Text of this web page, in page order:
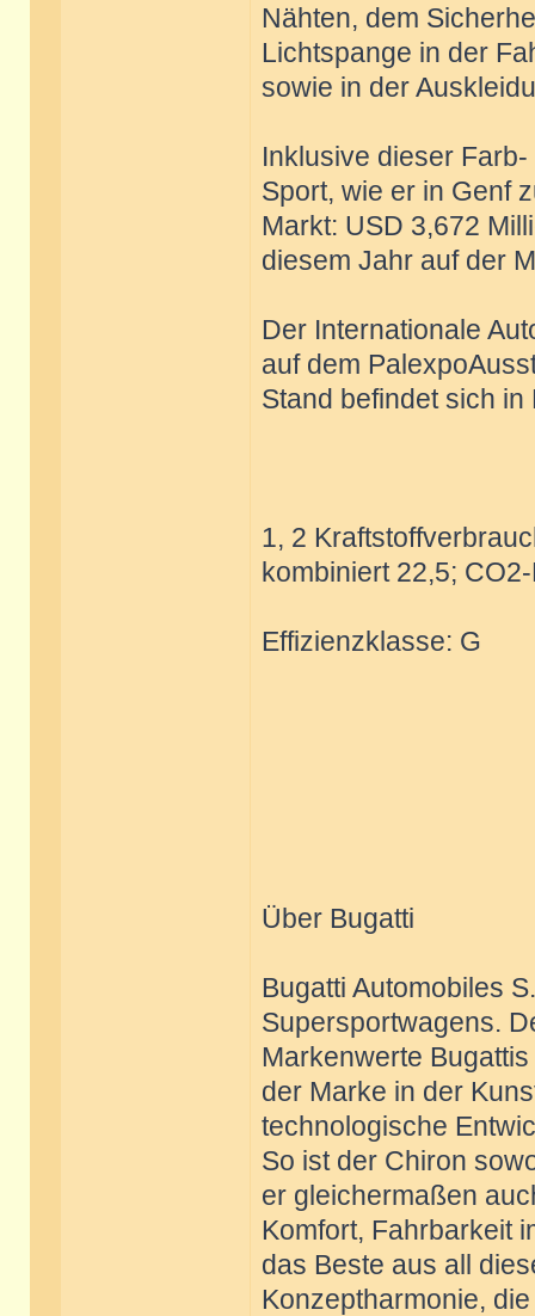
Nähten, dem
Lichtspange in der
sowie in der
Inklusive dieser
Sport, wie er in Genf
Markt: USD 3,672
diesem Jahr auf der
Der Internationale
auf dem
Stand befindet sich in
1, 2
kombiniert 22,5;
Effizienzklasse: G
Über Bugatti
Bugatti Automobiles
Supersportwagens.
Markenwerte Bugattis
der Marke in der
technologische
So ist der Chiron
er gleichermaßen
Komfort, Fahrbarkeit
das Beste aus all
Konzeptharmonie,